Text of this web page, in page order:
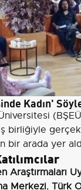
Kadın'
birliğiyle
bir arada yer
Araştırmaları
Merkezi, Türk